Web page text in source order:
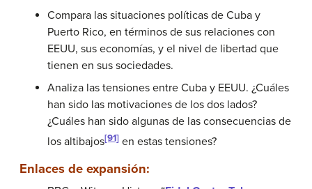
Compara las situaciones políticas de Cuba y
Puerto Rico, en términos de sus relaciones con
EEUU, sus economías, y el nivel de libertad que
tienen en sus sociedades.
Analiza las tensiones entre Cuba y EEUU. ¿Cuáles
han sido las motivaciones de los dos lados?
¿Cuáles han sido algunas de las consecuencias de
los altibajos[91] en estas tensiones?
Enlaces de expansión: